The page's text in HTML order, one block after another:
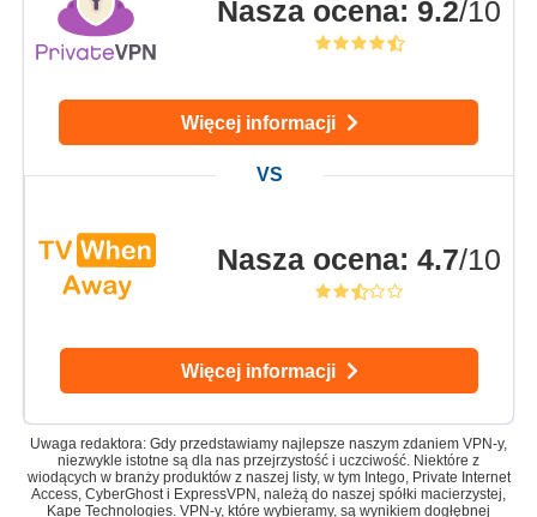
Nasza ocena: 9.2/10
Więcej informacji
Nasza ocena: 4.7/10
Więcej informacji
Uwaga redaktora: Gdy przedstawiamy najlepsze naszym zdaniem VPN-y,
niezwykle istotne są dla nas przejrzystość i uczciwość. Niektóre z
wiodących w branży produktów z naszej listy, w tym Intego, Private Internet
Access, CyberGhost i ExpressVPN, należą do naszej spółki macierzystej,
Kape Technologies. VPN-y, które wybieramy, są wynikiem dogłębnej